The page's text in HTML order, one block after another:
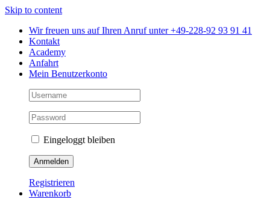
Skip to content
Wir freuen uns auf Ihren Anruf unter +49-228-92 93 91 41
Kontakt
Academy
Anfahrt
Mein Benutzerkonto
Eingeloggt bleiben
Registrieren
Warenkorb